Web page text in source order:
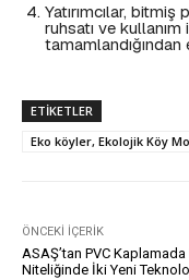
Yatırımcılar, bitmiş
ruhsatı ve
tamamlandığından
ETIKETLER
Eko köyler, Ekolojik Köy
ÖNCEKI İÇERIK
ASAŞ’tan PVC
Niteliğinde İki Yeni